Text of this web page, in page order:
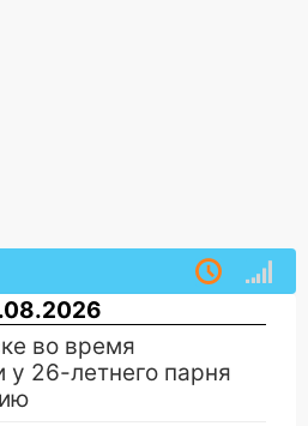
во время
у 26-летнего парня